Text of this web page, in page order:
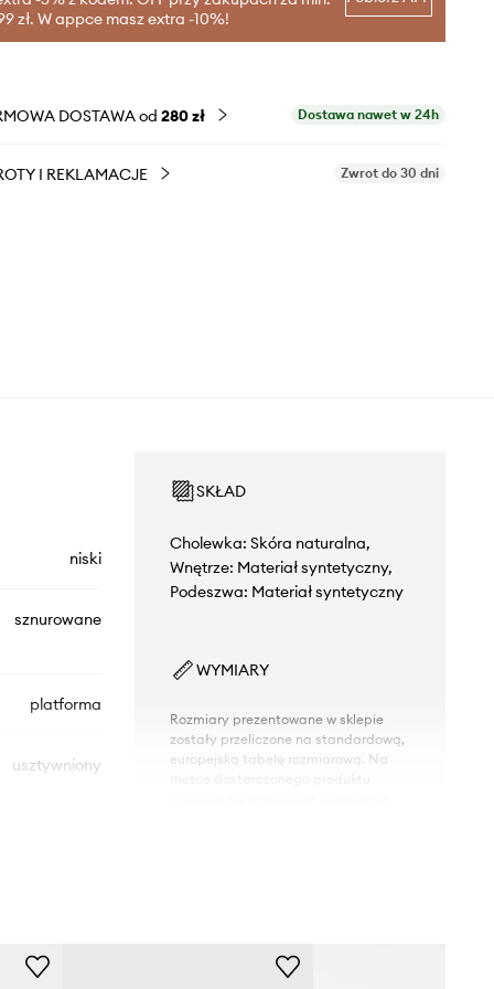
zł. W appce masz extra -10%!
DOSTAWA od 280 zł Dostawa nawet w 24h
I REKLAMACJE Zwrot do 30 dni
niski
sznurowane
platforma
usztywniony
SKŁAD
Cholewka: Skóra naturalna,
Wnętrze: Materiał syntetyczny,
Podeszwa: Materiał syntetyczny
WYMIARY
Rozmiary prezentowane w sklepie
zostały przeliczone na standardową,
europejską tabelę rozmiarową. Na